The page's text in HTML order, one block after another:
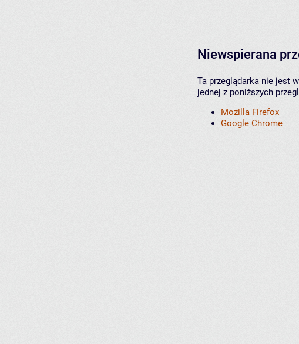
Niewspierana
Ta przeglądarka nie jest
jednej z poniższych
Mozilla Firefox
Google Chrome